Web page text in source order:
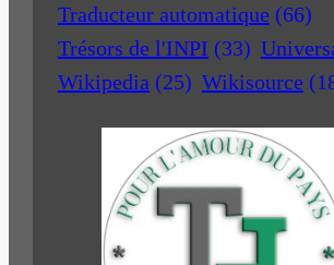
Traducteur automatique (66)
Trésors de l'INPI (33)
Wikipedia (25) Wikisource